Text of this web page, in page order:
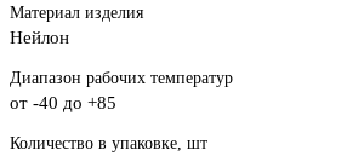
Материал изделия
Нейлон
Диапазон рабочих температур
от -40 до +85
Количество в упаковке, шт